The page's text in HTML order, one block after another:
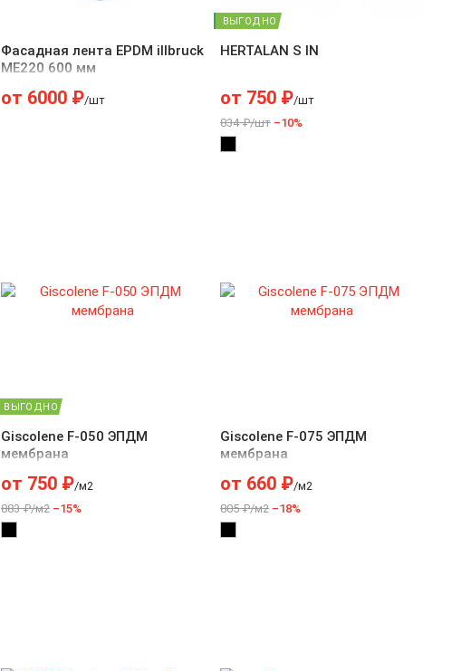
Фасадная лента EPDM illbruck
ME220 600 мм
от 6000 ₽/шт
ВЫГОДНО
HERTALAN S IN
от 750₽/шт
834 ₽/шт –10%
ВЫГОДНО
Giscolene F-050 ЭПДМ
мембрана
от 750 ₽/м2
883 ₽/м2 –15%
Giscolene F-075 ЭПДМ
мембрана
от 660₽/м2
805 ₽/м2 –18%